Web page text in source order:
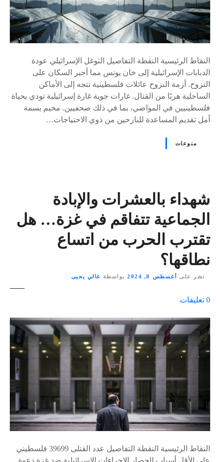
النقاط الرئيسية النقطة التفاصيل التوغل الإسرائيلي عودة
الدبابات الإسرائيلية إلى خان يونس مما أجبر السكان على
النزوح. أزمة النزوح عائلات فلسطينية تتجه إلى الأماكن
الساحلية هربًا من القتال. غارات جوية غارة إسرائيلية تودي بحياة
فلسطينيين في المواصي، بما في ذلك صحفيين. مخيم بسمة
أمل تقديم المساعدة للنازحين من ذوي الاحتياجات…
منوعات
شهداء بالعشرات والإبادة
الجماعية تتفاقم في غزة… هل
تقترب الحرب من اتساع
نطاقها؟
نشر على أغسطس 8, 2024 بواسطة غالي يحيى
0 تعليقات
ى
٪
النقاط الرئيسية النقطة التفاصيل عدد القتلى 39699 فلسطيني
على الأقل أسباب الحصار الإجراءات الإسرائيلية ضد غزة دعوة